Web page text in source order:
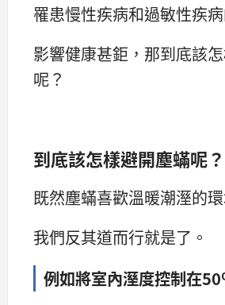
罹患慢性疾病和過敏性疾病
影響健康甚鉅，那到底該
呢？
到底該怎樣避開塵蟎呢？
既然塵蟎喜歡溫暖潮溼的環
我們反其道而行就是了。
例如將室內溼度控制在50